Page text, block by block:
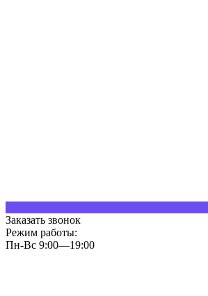
Заказать звонок
Режим работы:
Пн-Вс 9:00—19:00